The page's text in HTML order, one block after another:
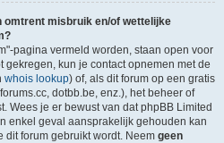
omtrent misbruik en/of wettelijke
pagina vermeld worden, staan open voor
gekregen, kun je contact opnemen met de
whois lookup) of, als dit forum op een gratis
dotbb.be, enz.), het beheer of
Wees je er bewust van dat phpBB Limited
enkel geval aansprakelijk gehouden kan
dit forum gebruikt wordt. Neem geen